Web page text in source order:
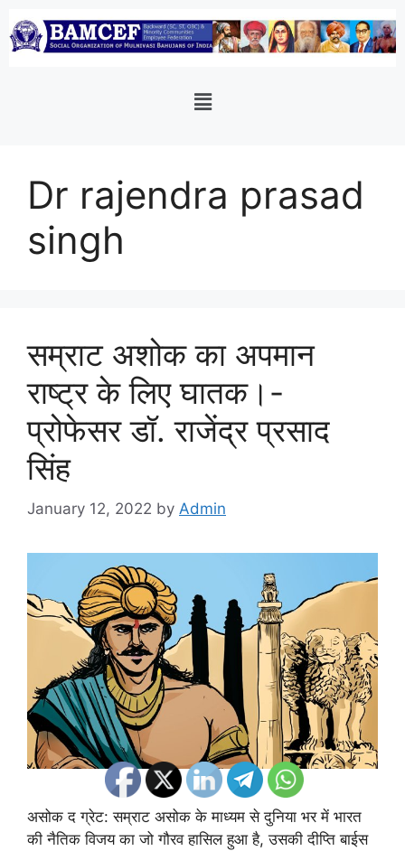
Dr rajendra prasad
singh
सम्राट अशोक का अपमान
राष्ट्र के लिए घातक।-
प्रोफेसर डॉ. राजेंद्र प्रसाद
सिंह
January 12, 2022 by Admin
असोक द ग्रेट: सम्राट असोक के माध्यम से दुनिया भर में भारत
की नैतिक विजय का जो गौरव हासिल हुआ है, उसकी दीप्ति बाईस